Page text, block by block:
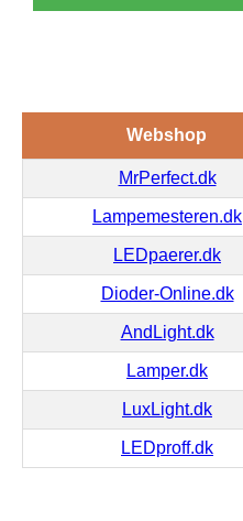
Webshop
MrPerfect.dk
Lampemesteren.dk
LEDpaerer.dk
Dioder-Online.dk
AndLight.dk
Lamper.dk
LuxLight.dk
LEDproff.dk